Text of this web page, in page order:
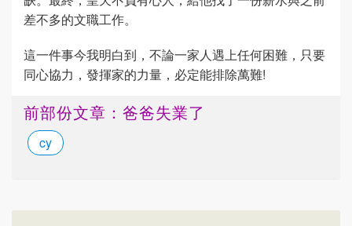
差不多的文職工作。
這一件事今我明白到，不論一家人遇上任何困難，只要
同心協力，發揮家的力量，必定能排除萬難!
前部份文章：爸爸失業了
cy